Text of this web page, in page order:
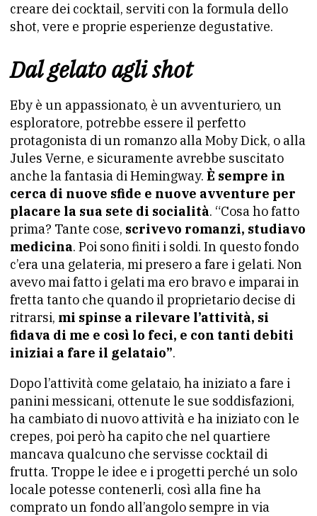
creare dei cocktail, serviti con la formula dello
shot, vere e proprie esperienze degustative.
Dal gelato agli shot
Eby è un appassionato, è un avventuriero, un
esploratore, potrebbe essere il perfetto
protagonista di un romanzo alla Moby Dick, o alla
Jules Verne, e sicuramente avrebbe suscitato
anche la fantasia di Hemingway. È sempre in
cerca di nuove sfide e nuove avventure per
placare la sua sete di socialità. “Cosa ho fatto
prima? Tante cose, scrivevo romanzi, studiavo
medicina. Poi sono finiti i soldi. In questo fondo
c’era una gelateria, mi presero a fare i gelati. Non
avevo mai fatto i gelati ma ero bravo e imparai in
fretta tanto che quando il proprietario decise di
ritrarsi, mi spinse a rilevare l’attività, si
fidava di me e così lo feci, e con tanti debiti
iniziai a fare il gelataio”.
Dopo l’attività come gelataio, ha iniziato a fare i
panini messicani, ottenute le sue soddisfazioni,
ha cambiato di nuovo attività e ha iniziato con le
crepes, poi però ha capito che nel quartiere
mancava qualcuno che servisse cocktail di
frutta. Troppe le idee e i progetti perché un solo
locale potesse contenerli, così alla fine ha
comprato un fondo all’angolo sempre in via